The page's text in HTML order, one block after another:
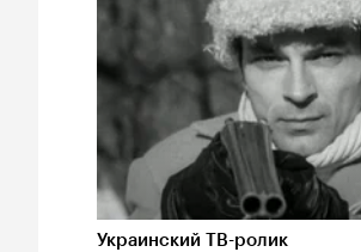
Длительность 16 сек
Украинский ТВ-ролик